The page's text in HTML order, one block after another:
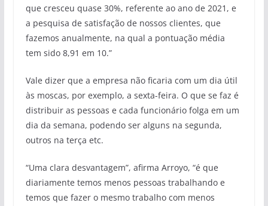
que cresceu quase 30%, referente ao ano de 2021, e
a pesquisa de satisfação de nossos clientes, que
fazemos anualmente, na qual a pontuação média
tem sido 8,91 em 10.”
Vale dizer que a empresa não ficaria com um dia útil
às moscas, por exemplo, a sexta-feira. O que se faz é
distribuir as pessoas e cada funcionário folga em um
dia da semana, podendo ser alguns na segunda,
outros na terça etc.
“Uma clara desvantagem”, afirma Arroyo, “é que
diariamente temos menos pessoas trabalhando e
temos que fazer o mesmo trabalho com menos